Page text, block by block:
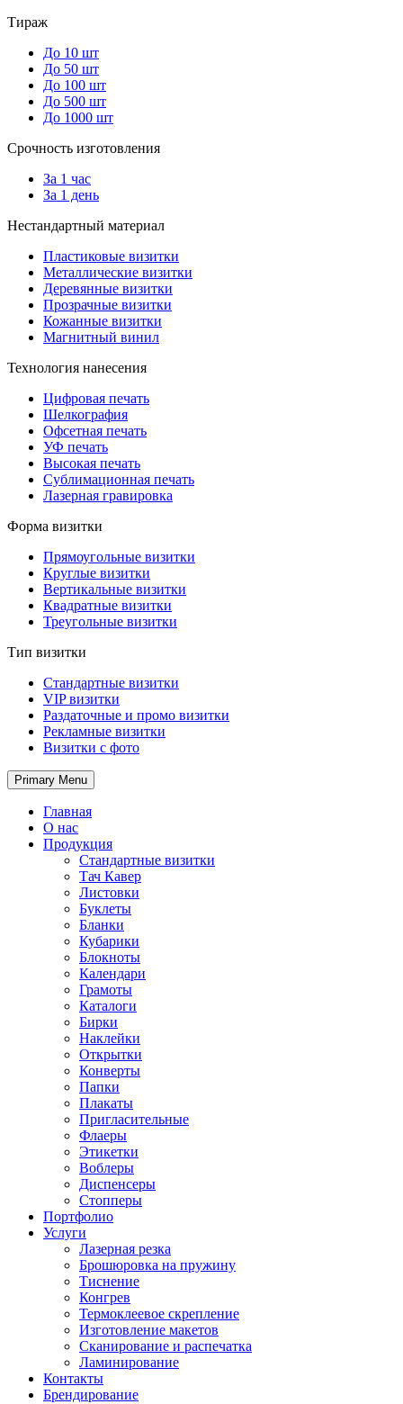
Тираж
До 10 шт
До 50 шт
До 100 шт
До 500 шт
До 1000 шт
Срочность изготовления
За 1 час
За 1 день
Нестандартный материал
Пластиковые визитки
Металлические визитки
Деревянные визитки
Прозрачные визитки
Кожанные визитки
Магнитный винил
Технология нанесения
Цифровая печать
Шелкография
Офсетная печать
УФ печать
Высокая печать
Сублимационная печать
Лазерная гравировка
Форма визитки
Прямоугольные визитки
Круглые визитки
Вертикальные визитки
Квадратные визитки
Треугольные визитки
Тип визитки
Стандартные визитки
VIP визитки
Раздаточные и промо визитки
Рекламные визитки
Визитки с фото
Primary Menu
Главная
О нас
Продукция
Стандартные визитки
Тач Кавер
Листовки
Буклеты
Бланки
Кубарики
Блокноты
Календари
Грамоты
Каталоги
Бирки
Наклейки
Открытки
Конверты
Папки
Плакаты
Пригласительные
Флаеры
Этикетки
Воблеры
Диспенсеры
Стопперы
Портфолио
Услуги
Лазерная резка
Брошюровка на пружину
Тиснение
Конгрев
Термоклеевое скрепление
Изготовление макетов
Сканирование и распечатка
Ламинирование
Контакты
Брендирование